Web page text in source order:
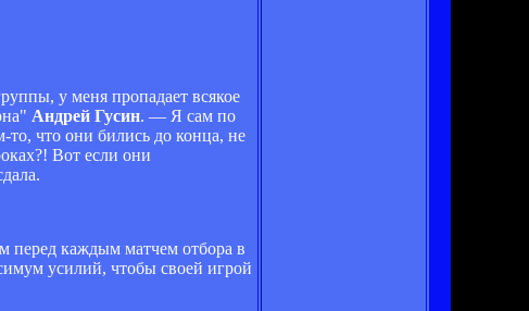
у меня пропадает всякое
Андрей Гусин. — Я сам по
что они бились до конца, не
Вот если они
перед каждым матчем отбора в
усилий, чтобы своей игрой